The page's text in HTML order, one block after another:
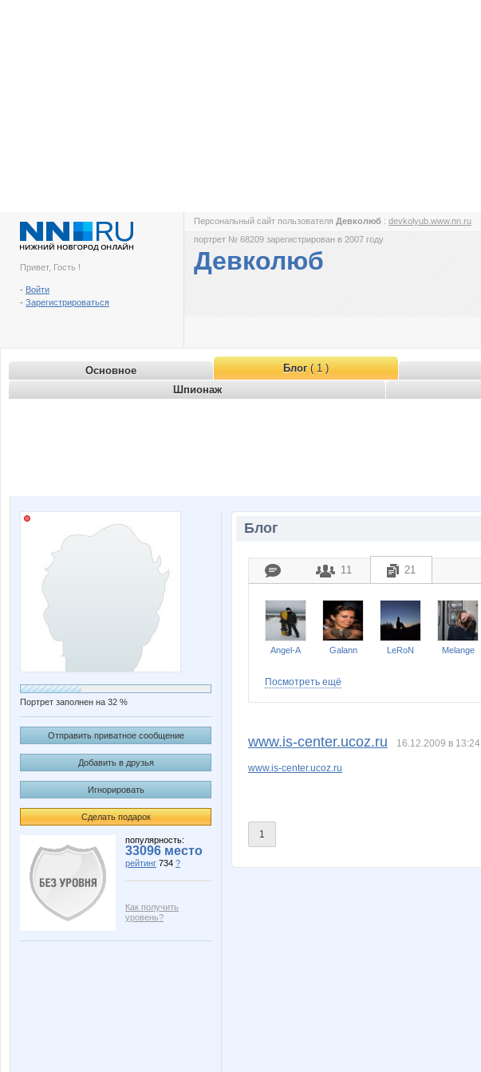
Привет, Гость !
- Войти
- Зарегистрироваться
Персональный сайт пользователя Девколюб : devkolyub.www.nn.ru
портрет № 68209 зарегистрирован в 2007 году
Девколюб
Основное Блог( 1 )
Шпионаж
Портрет заполнен на 32 %
Отправить приватное сообщение
Добавить в друзья
Игнорировать
Сделать подарок
популярность:
33096 место
рейтинг 734 ?
Как получить
уровень?
Блог
11 21
Angel-A Galann LeRoN Melange
Посмотреть ещё
www.is-center.ucoz.ru 16.12.2009 в 13:24
www.is-center.ucoz.ru
1